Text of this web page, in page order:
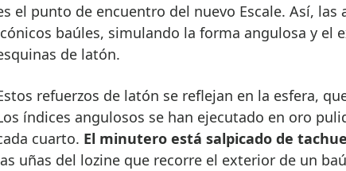
el punto de encuentro del nuevo Escale. Así, las
baúles, simulando la forma angulosa y el
de latón.
refuerzos de latón se reflejan en la esfera,
índices angulosos se han ejecutado en oro
cuarto. El minutero está salpicado de
uñas del lozine que recorre el exterior de un